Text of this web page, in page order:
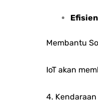
Membantu
IoT akan
4.